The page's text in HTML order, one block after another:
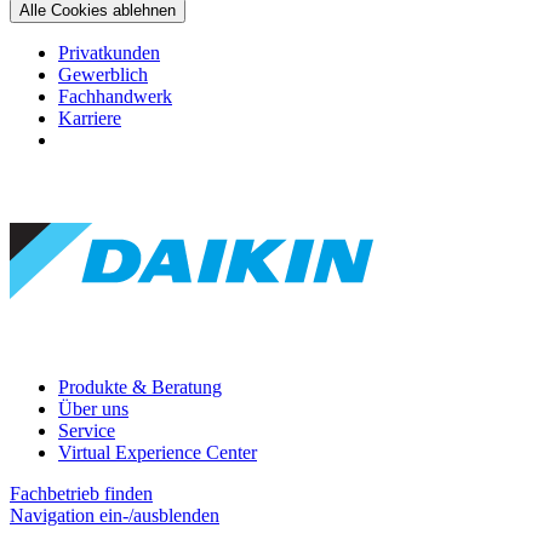
Alle Cookies ablehnen
Privatkunden
Gewerblich
Fachhandwerk
Karriere
Produkte & Beratung
Über uns
Service
Virtual Experience Center
Fachbetrieb finden
Navigation ein-/ausblenden